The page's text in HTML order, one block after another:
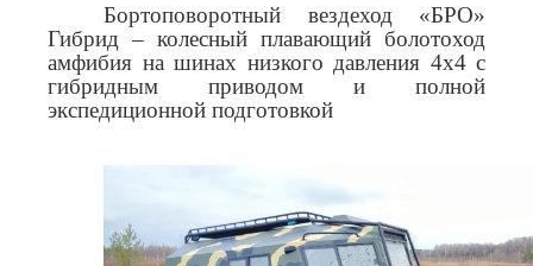
Бортоповоротный вездеход «БРО»
Гибрид – колесный плавающий болотоход
амфибия на шинах низкого давления 4х4 с
гибридным приводом и полной
экспедиционной подготовкой